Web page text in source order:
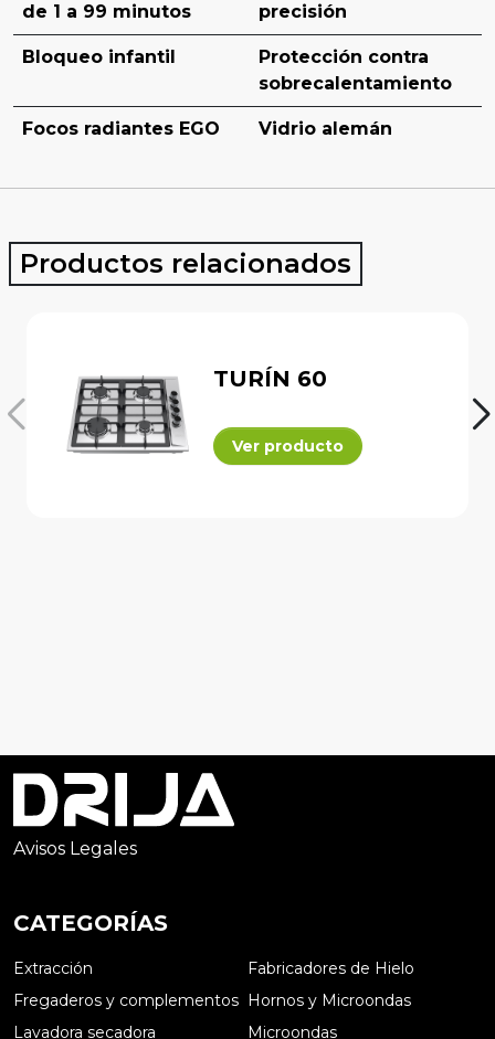
de 1 a 99 minutos
precisión
Bloqueo infantil
Protección contra
sobrecalentamiento
Focos radiantes EGO
Vidrio alemán
Productos relacionados
TURÍN 60
Ver producto
Avisos Legales
CATEGORÍAS
Extracción
Fabricadores de Hielo
Fregaderos y complementos Hornos y Microondas
Lavadora secadora
Microondas